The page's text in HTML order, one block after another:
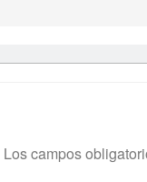
Los campos